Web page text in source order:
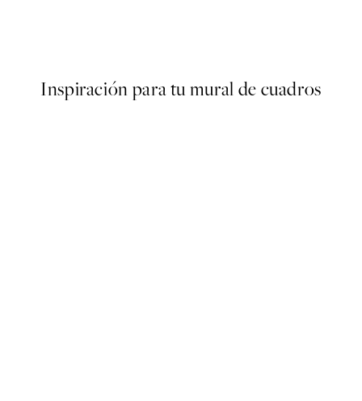
Inspiración para tu mural de cuadros